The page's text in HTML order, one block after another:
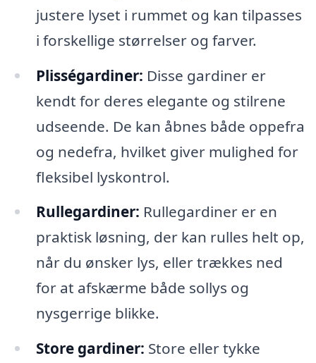
justere lyset i rummet og kan tilpasses
i forskellige størrelser og farver.
Plisségardiner: Disse gardiner er
kendt for deres elegante og stilrene
udseende. De kan åbnes både oppefra
og nedefra, hvilket giver mulighed for
fleksibel lyskontrol.
Rullegardiner: Rullegardiner er en
praktisk løsning, der kan rulles helt op,
når du ønsker lys, eller trækkes ned
for at afskærme både sollys og
nysgerrige blikke.
Store gardiner: Store eller tykke